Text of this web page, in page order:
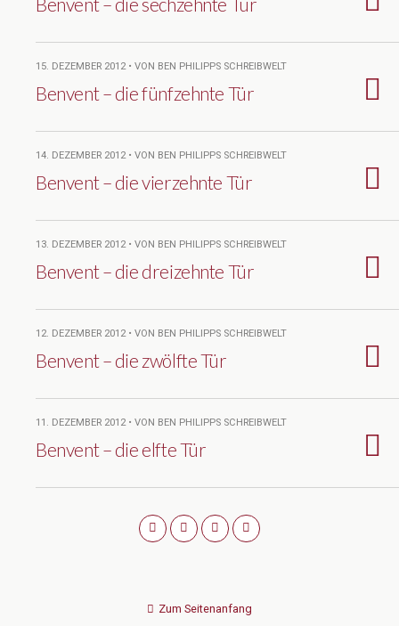
15. DEZEMBER 2012 • VON BEN PHILIPPS SCHREIBWELT
Benvent – die fünfzehnte Tür
14. DEZEMBER 2012 • VON BEN PHILIPPS SCHREIBWELT
Benvent – die vierzehnte Tür
13. DEZEMBER 2012 • VON BEN PHILIPPS SCHREIBWELT
Benvent – die dreizehnte Tür
12. DEZEMBER 2012 • VON BEN PHILIPPS SCHREIBWELT
Benvent – die zwölfte Tür
11. DEZEMBER 2012 • VON BEN PHILIPPS SCHREIBWELT
Benvent – die elfte Tür
Zum Seitenanfang